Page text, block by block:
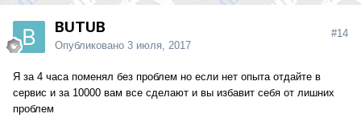
BUTUB
Опубликовано 3 июля, 2017
#14
Я за 4 часа поменял без проблем но если нет опыта отдайте в
сервис и за 10000 вам все сделают и вы избавит себя от лишних
проблем